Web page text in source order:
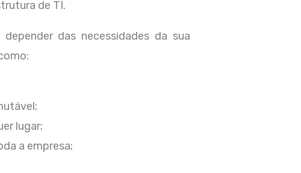
de TI.
das necessidades da sua
lugar;
a empresa;